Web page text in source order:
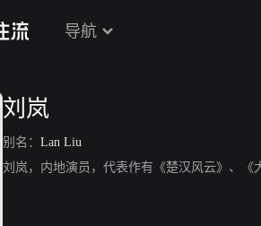
导航
刘岚
别名： Lan Liu
刘岚，内地演员，代表作有《楚汉风云》、《